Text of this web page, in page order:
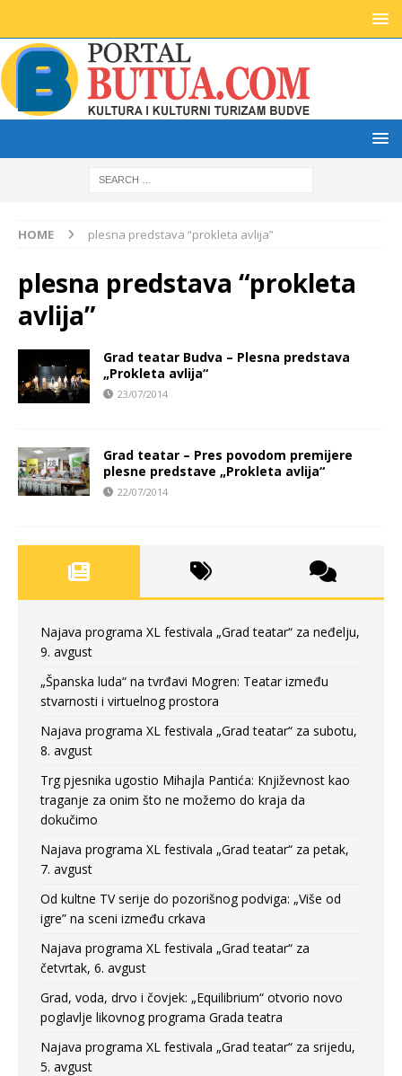
HOME plesna predstava “prokleta avlija”
plesna predstava “prokleta
avlija”
Grad teatar Budva – Plesna predstava
„Prokleta avlija“
23/07/2014
Grad teatar – Pres povodom premijere
plesne predstave „Prokleta avlija“
22/07/2014
Najava programa XL festivala „Grad teatar“ za neđelju,
9. avgust
„Španska luda“ na tvrđavi Mogren: Teatar između
stvarnosti i virtuelnog prostora
Najava programa XL festivala „Grad teatar“ za subotu,
8. avgust
Trg pjesnika ugostio Mihajla Pantića: Književnost kao
traganje za onim što ne možemo do kraja da
dokučimo
Najava programa XL festivala „Grad teatar“ za petak,
7. avgust
Od kultne TV serije do pozorišnog podviga: „Više od
igre” na sceni između crkava
Najava programa XL festivala „Grad teatar“ za
četvrtak, 6. avgust
Grad, voda, drvo i čovjek: „Equilibrium“ otvorio novo
poglavlje likovnog programa Grada teatra
Najava programa XL festivala „Grad teatar“ za srijedu,
5. avgust